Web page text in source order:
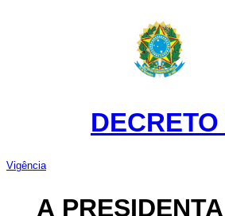
Vigência
A